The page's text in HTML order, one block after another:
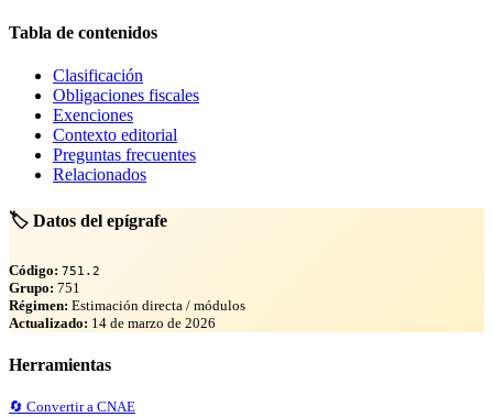
Tabla de contenidos
Clasificación
Obligaciones fiscales
Exenciones
Contexto editorial
Preguntas frecuentes
Relacionados
🏷️ Datos del epígrafe
Código: 751.2
Grupo: 751
Régimen: Estimación directa / módulos
Actualizado: 14 de marzo de 2026
Herramientas
🔄 Convertir a CNAE